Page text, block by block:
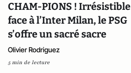
CHAM-PIONS ! Irrésistible
face à l’Inter Milan, le PSG
s’offre un sacré sacre
Olivier Rodriguez
5 min de lecture